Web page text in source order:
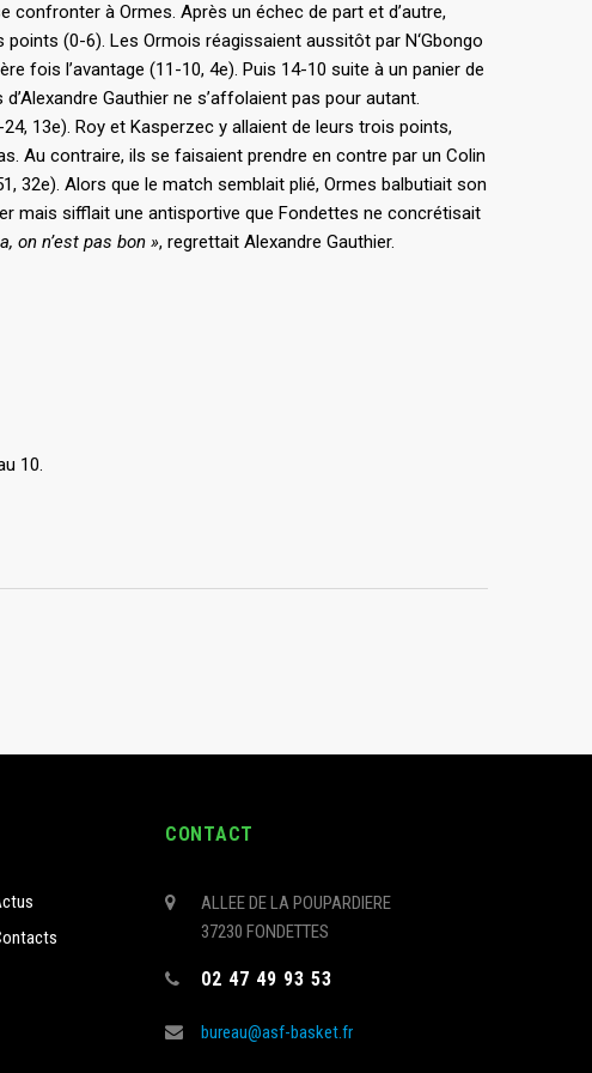
à Ormes. Après un échec de part et d’autre,
(0-6). Les Ormois réagissaient aussitôt par N‘Gbongo
fois l’avantage (11-10, 4e). Puis 14-10 suite à un panier de
Gauthier ne s’affolaient pas pour autant.
13e). Roy et Kasperzec y allaient de leurs trois points,
Au contraire, ils se faisaient prendre en contre par un Colin
32e). Alors que le match semblait plié, Ormes balbutiait son
mais sifflait une antisportive que Fondettes ne concrétisait
on n’est pas bon », regrettait Alexandre Gauthier.
10.
CONTACT
ALLEE DE LA POUPARDIERE
37230 FONDETTES
02 47 49 93 53
bureau@asf-basket.fr